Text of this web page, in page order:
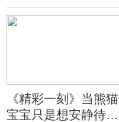
《精彩一刻》当熊猫
宝宝只是想安静待会